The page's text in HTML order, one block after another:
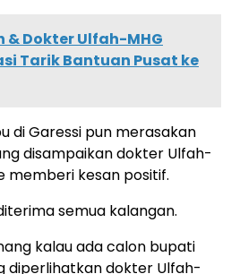
& Dokter Ulfah-MHG
Tarik Bantuan Pusat ke
di Garessi pun merasakan
disampaikan dokter Ulfah-
memberi kesan positif.
semua kalangan.
kalau ada calon bupati
diperlihatkan dokter Ulfah-